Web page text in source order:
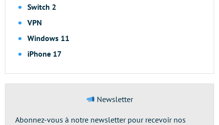
Switch 2
VPN
Windows 11
iPhone 17
Newsletter
Abonnez-vous à notre newsletter pour recevoir nos